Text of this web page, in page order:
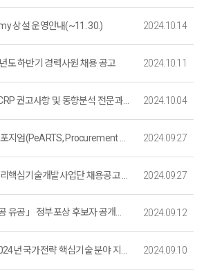
상설 운영안내(~11. 30.) 2024.10.14
도 하반기 경력사원 채용 공고 2024.10.11
[한국방사선진흥협회] 'ICRP 권고사항 및 동향분석 전문과정' 과정 안내 2024.10.04
국제 구매엔지니어링 심포지엄(PeARTS, Procurement Engineering And Related Topics Symposium) 개최 2024.09.27
[iKSNF] 사용후핵연료관리핵심기술개발사업단 채용공고 (연장) 2024.09.27
유공」 정부포상 후보자 공개검증 2024.09.12
[한국지식재산보호원]2024년 국가전략 핵심기술 분야 지재권 보호전략 컨설팅 지원기업 하반기 모집(~9. 30.) 2024.09.10